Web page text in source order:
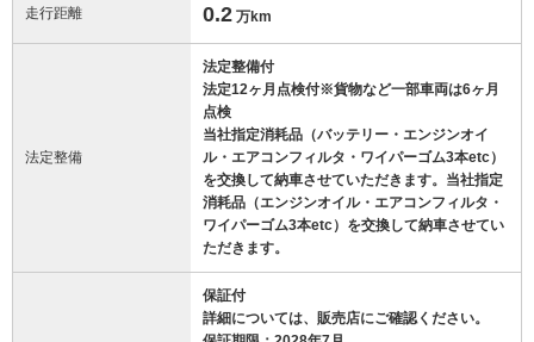
走行距離 0.2 万km
法定整備
法定整備付
法定12ヶ月点検付※貨物など一部車両は6ヶ月
点検
当社指定消耗品（バッテリー・エンジンオイ
ル・エアコンフィルタ・ワイパーゴム3本etc）
を交換して納車させていただきます。当社指定
消耗品（エンジンオイル・エアコンフィルタ・
ワイパーゴム3本etc）を交換して納車させてい
ただきます。
保証付
詳細については、販売店にご確認ください。